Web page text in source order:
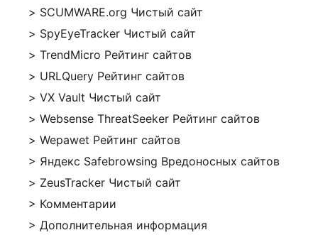
> SCUMWARE.org Чистый сайт
> SpyEyeTracker Чистый сайт
> TrendMicro Рейтинг сайтов
> URLQuery Рейтинг сайтов
> VX Vault Чистый сайт
> Websense ThreatSeeker Рейтинг сайтов
> Wepawet Рейтинг сайтов
> Яндекс Safebrowsing Вредоносных сайтов
> ZeusTracker Чистый сайт
> Комментарии
> Дополнительная информация